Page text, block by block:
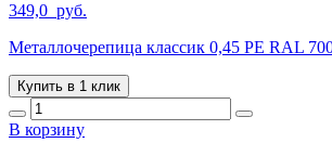
349,0 руб.
Металлочерепица классик 0,45 PE RAL
Купить в 1 клик
В корзину